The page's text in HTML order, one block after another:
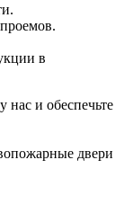
в
нас и обеспечьте